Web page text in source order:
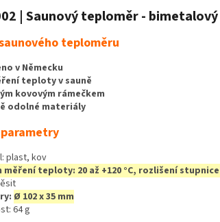
| Saunový teploměr - bimetalový
teploměru
v Německu
teploty v sauně
kovovým rámečkem
odolné materiály
plast, kov
měření teploty: 20 až +120 °C, rozlišení stupnice
Ø 102 x 35 mm
64 g